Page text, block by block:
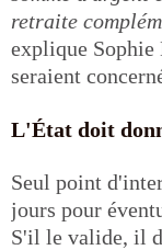
retraite
explique Sophie
seraient
L'État doit
Seul point
jours pour
S'il le valide, il